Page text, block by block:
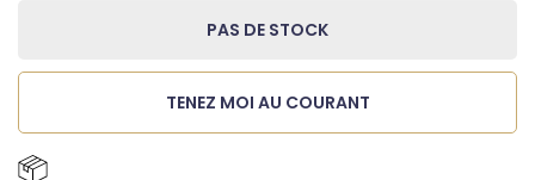
PAS DE STOCK
TENEZ MOI AU COURANT